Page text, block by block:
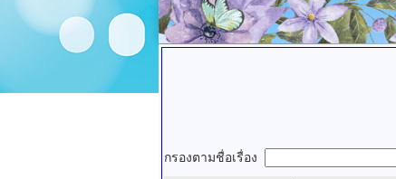
กรองตามชื่อเรื่อง